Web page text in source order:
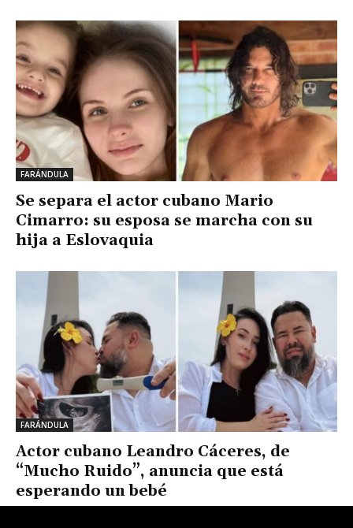
FARÁNDULA
Se separa el actor cubano Mario
Cimarro: su esposa se marcha con su
hija a Eslovaquia
FARÁNDULA
Actor cubano Leandro Cáceres, de
“Mucho Ruido”, anuncia que está
esperando un bebé